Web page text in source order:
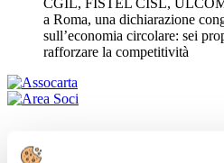
a Roma, una dichiarazione
sull’economia circolare: sei
rafforzare la competitività
Comunicati